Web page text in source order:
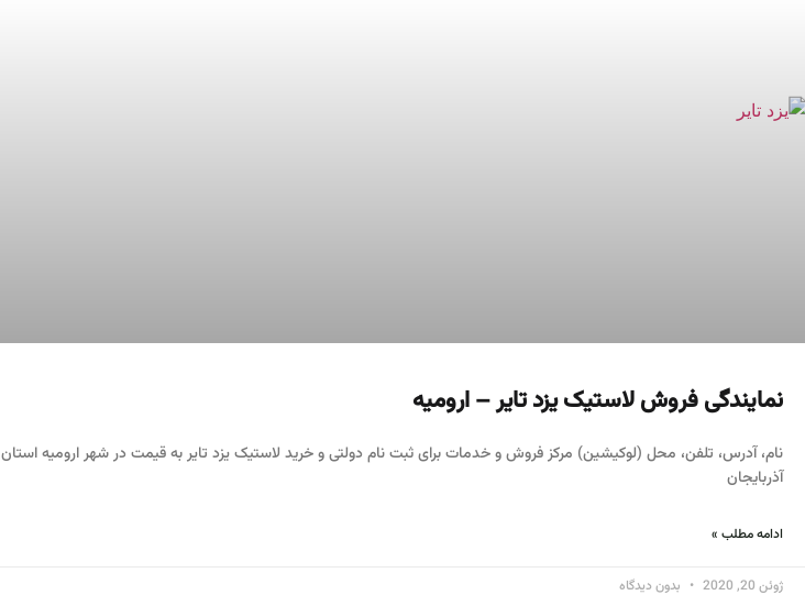
نمایندگی فروش لاستیک یزد تایر – ارومیه
نام، آدرس، تلفن، محل (لوکیشین) مرکز فروش و خدمات برای ثبت نام دولتی و خرید لاستیک یزد تایر به قیمت در شهر ارومیه استان
آذربایجان
ادامه مطلب »
ژوئن 20, 2020 بدون دیدگاه